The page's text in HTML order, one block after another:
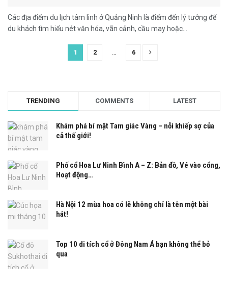
Các địa điểm du lịch tâm linh ở Quảng Ninh là điểm đến lý tưởng để
du khách tìm hiểu nét văn hóa, vãn cảnh, cầu may hoặc...
1 2 … 6
TRENDING COMMENTS LATEST
Khám phá bí mật Tam giác Vàng – nỗi khiếp sợ của
cả thế giới!
Phố cổ Hoa Lư Ninh Bình A – Z: Bản đồ, Vé vào cổng,
Hoạt động…
Hà Nội 12 mùa hoa có lẽ không chỉ là tên một bài
hát!
Top 10 di tích cổ ở Đông Nam Á bạn không thể bỏ
qua